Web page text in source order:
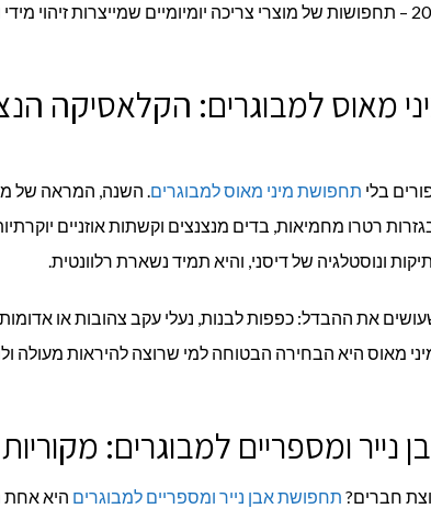
בטרנד בולט של 2026 – תחפושות של מוצרי צריכה יומיומיים שמייצרות
מאוס למבוגרים: הקלאסיקה
בלי תחפושת מיני מאוס למבוגרים. השנה, המראה של
רטרו מחמיאות, בדים מנצנצים וקשתות אוזניים
ונוסטלגיה של דיסני, והיא תמיד נשארת רלוונטית.
את ההבדל: כפפות לבנות, נעלי עקב צהובות או אדומות
מיני מאוס היא הבחירה הבטוחה למי שרוצה להיראות מעולה
נייר ומספריים למבוגרים:
חברים? תחפושת אבן נייר ומספריים למבוגרים היא אחת